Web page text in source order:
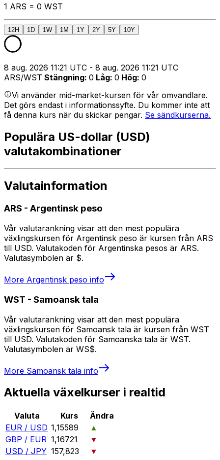
1 ARS = 0 WST
12H 1D 1W 1M 1Y 2Y 5Y 10Y
8 aug. 2026 11:21 UTC - 8 aug. 2026 11:21 UTC
ARS/WST Stängning: 0 Låg: 0 Hög: 0
Vi använder mid-market-kursen för vår omvandlare.
Det görs endast i informationssyfte. Du kommer inte att
få denna kurs när du skickar pengar. Se sändkurserna.
Populära US-dollar (USD)
valutakombinationer
Valutainformation
ARS - Argentinsk peso
Vår valutarankning visar att den mest populära
växlingskursen för Argentinsk peso är kursen från ARS
till USD. Valutakoden för Argentinska pesos är ARS.
Valutasymbolen är $.
More Argentinsk peso info
WST - Samoansk tala
Vår valutarankning visar att den mest populära
växlingskursen för Samoansk tala är kursen från WST
till USD. Valutakoden för Samoanska tala är WST.
Valutasymbolen är WS$.
More Samoansk tala info
Aktuella växelkurser i realtid
Valuta Kurs
Ändra
EUR / USD 1,15589
▲
GBP / EUR 1,16721
▼
USD / JPY 157,823
▼